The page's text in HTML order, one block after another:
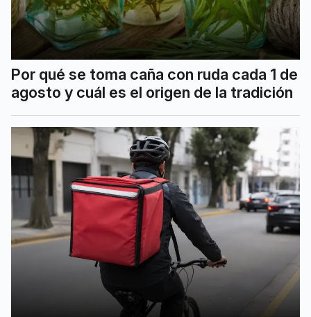
Por qué se toma caña con ruda cada 1 de
agosto y cuál es el origen de la tradición